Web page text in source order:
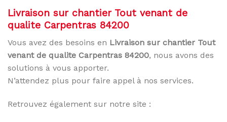
Livraison sur chantier Tout venant de
qualite Carpentras 84200
Vous avez des besoins en Livraison sur chantier Tout
venant de qualite Carpentras 84200, nous avons des
solutions à vous apporter.
N’attendez plus pour faire appel à nos services.
Retrouvez également sur notre site :